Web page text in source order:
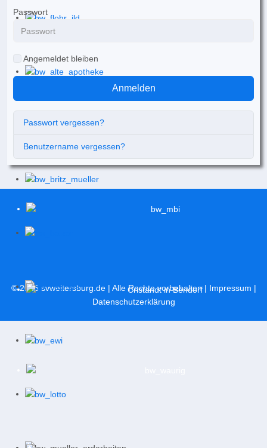
Passwort
Angemeldet bleiben
Anmelden
Passwort vergessen?
Benutzername vergessen?
© 2026 svweitersburg.de| Alle Rechte vorbehalten | Impressum |
Datenschutzerklärung